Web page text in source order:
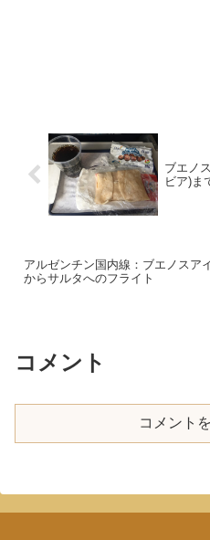
ブエノ
ビア)ま
アルゼンチン国内線：ブエノスア
からサルタへのフライト
コメント
コメント